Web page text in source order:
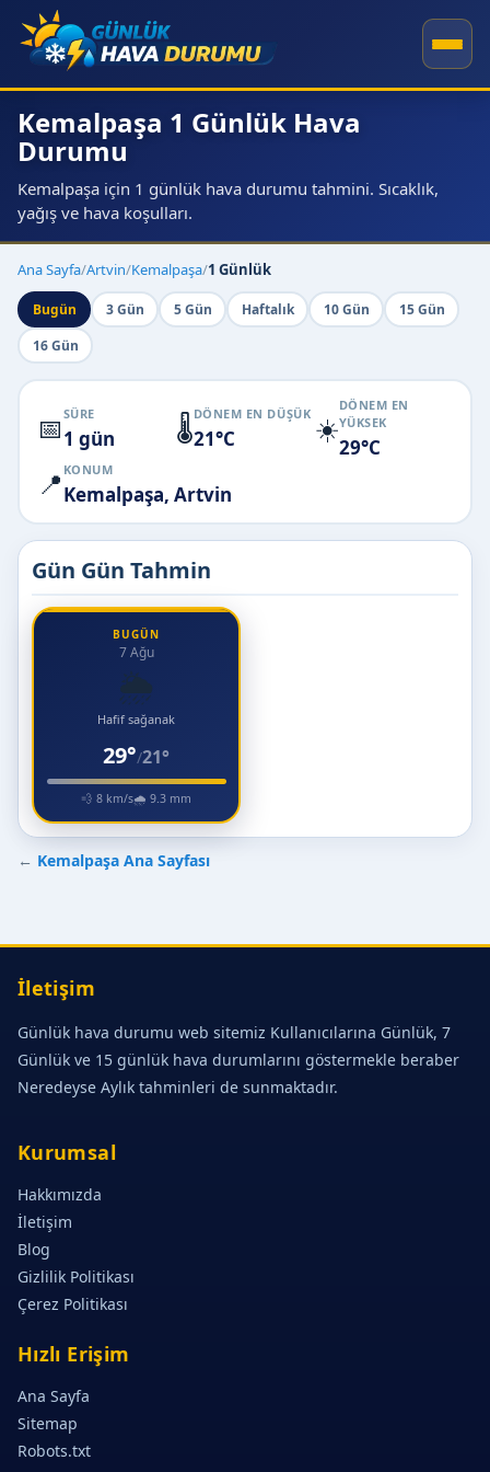
Kemalpaşa 1 Günlük Hava
Durumu
Kemalpaşa için 1 günlük hava durumu tahmini. Sıcaklık,
yağış ve hava koşulları.
Ana Sayfa/Artvin/Kemalpaşa/1 Günlük
Bugün 3 Gün 5 Gün Haftalık 10 Gün
15 Gün
16 Gün
📅 SÜRE
1 gün 🌡️DÖNEM EN DÜŞÜK
21°C ☀️
DÖNEM EN
YÜKSEK
29°C
📍 KONUM
Kemalpaşa, Artvin
Gün Gün Tahmin
BUGÜN
7 Ağu
🌦️
Hafif sağanak
29°/21°
💨 8 km/s🌧 9.3 mm
← Kemalpaşa Ana Sayfası
İletişim
Günlük hava durumu web sitemiz Kullanıcılarına Günlük, 7
Günlük ve 15 günlük hava durumlarını göstermekle beraber
Neredeyse Aylık tahminleri de sunmaktadır.
Kurumsal
Hakkımızda
İletişim
Blog
Gizlilik Politikası
Çerez Politikası
Hızlı Erişim
Ana Sayfa
Sitemap
Robots.txt